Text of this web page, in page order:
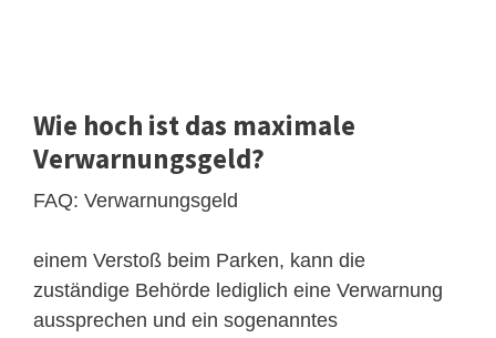
Wie hoch ist das maximale
Verwarnungsgeld?
FAQ: Verwarnungsgeld
einem Verstoß beim Parken, kann die
zuständige Behörde lediglich eine Verwarnung
aussprechen und ein sogenanntes